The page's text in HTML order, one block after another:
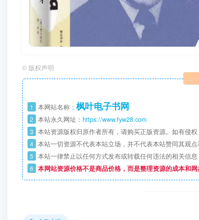
© 版权声明
1 本网站名称： 枫叶电子书网
2 本站永久网址： https://www.fyw28.com
3 本站资源版权归原作者所有，请购买正版资源。如有侵权
4 本站一切资源不代表本站立场，并不代表本站赞同其观点
5 本站一律禁止以任何方式发布或转载任何违法的相关信
6 本网站资源价格不是商品价格，而是整理资源的成本和网